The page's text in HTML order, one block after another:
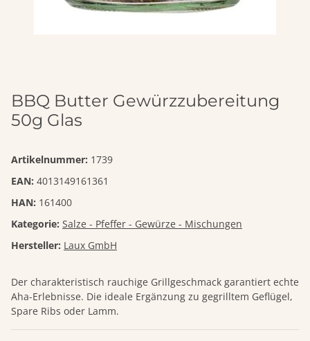
BBQ Butter Gewürzzubereitung
50g Glas
Artikelnummer: 1739
EAN: 4013149161361
HAN: 161400
Kategorie: Salze - Pfeffer - Gewürze - Mischungen
Hersteller: Laux GmbH
Der charakteristisch rauchige Grillgeschmack garantiert echte
Aha-Erlebnisse. Die ideale Ergänzung zu gegrilltem Geflügel,
Spare Ribs oder Lamm.